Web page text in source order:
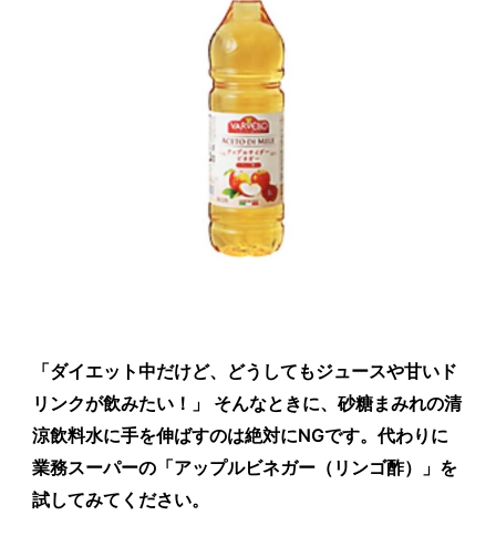
「ダイエット中だけど、どうしてもジュースや甘いド
リンクが飲みたい！」 そんなときに、砂糖まみれの清
涼飲料水に手を伸ばすのは絶対にNGです。代わりに
業務スーパーの「アップルビネガー（リンゴ酢）」を
試してみてください。